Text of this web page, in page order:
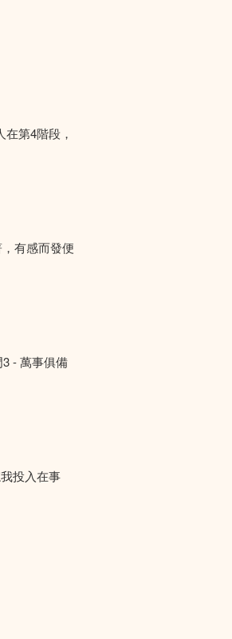
第4階段，
有感而發便
- 萬事俱備
投入在事